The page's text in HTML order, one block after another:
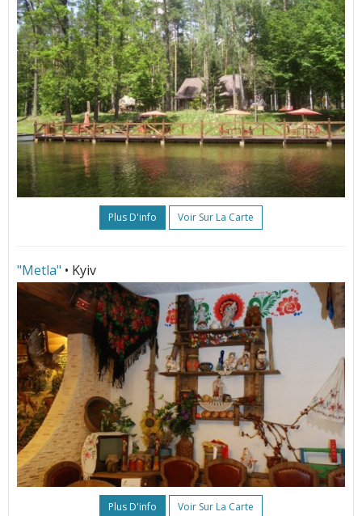
Plus D'info Voir Sur La Carte
"Metla" • Kyiv
Plus D'info Voir Sur La Carte